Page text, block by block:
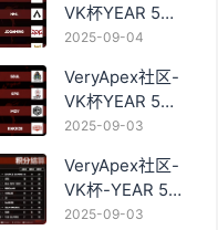
VK杯YEAR 5
PRO训练赛
2025-09-04
VeryApex社区-
VK杯YEAR 5
PRO训练赛
2025-09-03
VeryApex社区-
VK杯-YEAR 5
PRO训练赛
2025-09-03